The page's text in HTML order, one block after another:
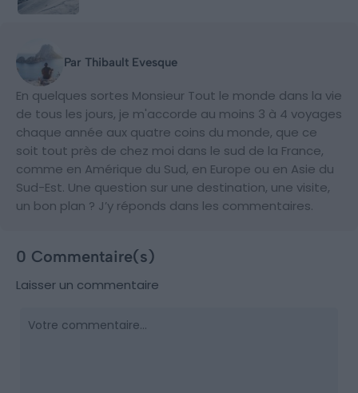
Par Thibault Evesque
En quelques sortes Monsieur Tout le monde dans la vie
de tous les jours, je m'accorde au moins 3 à 4 voyages
chaque année aux quatre coins du monde, que ce
soit tout près de chez moi dans le sud de la France,
comme en Amérique du Sud, en Europe ou en Asie du
Sud-Est. Une question sur une destination, une visite,
un bon plan ? J’y réponds dans les commentaires.
0 Commentaire(s)
Laisser un commentaire